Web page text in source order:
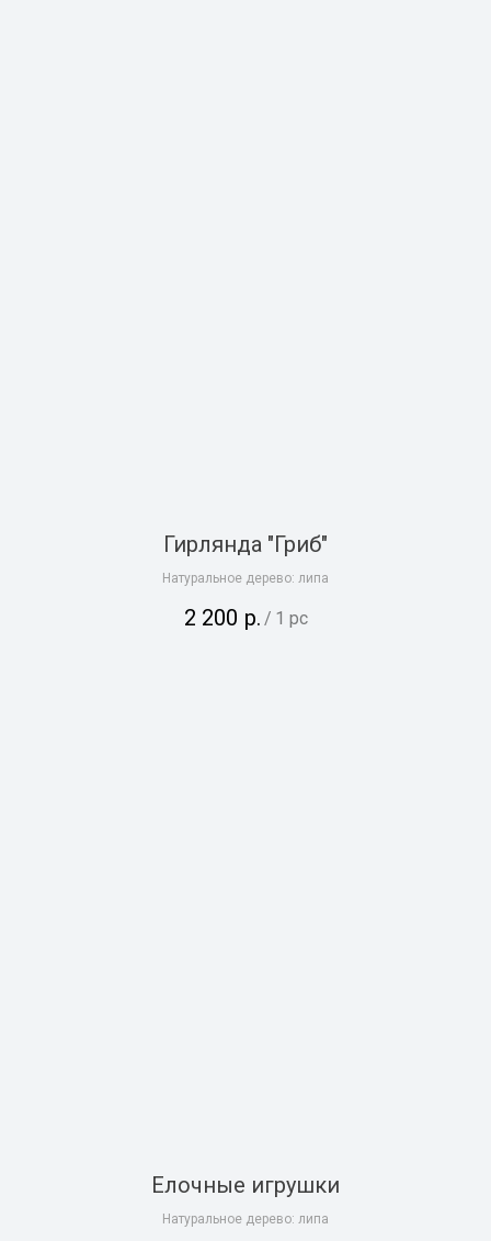
Гирлянда "Гриб"
Натуральное дерево: липа
2 200 р. / 1 pc
Елочные игрушки
Натуральное дерево: липа